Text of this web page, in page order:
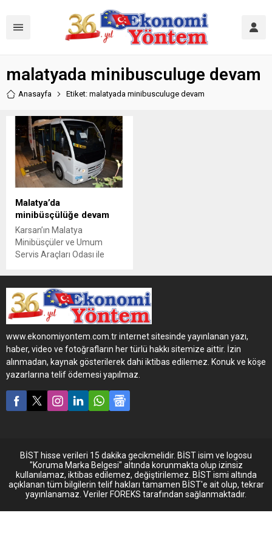
malatyada minibusculuge devam
Anasayfa Etiket: malatyada minibusculuge devam
Malatya’da
minibüsçülüğe devam
Karsan’ın Malatya
Minibüsçüler ve Umum
Servis Araçları Odası ile
toplantıda, ‘Malatya’da
minibüsçülüğe devam’
kararı çıktı
www.ekonomiyontem.com.tr internet sitesinde yayınlanan yazı,
haber, video ve fotoğrafların her türlü hakkı sitemize aittir. İzin
alınmadan, kaynak gösterilerek dahi iktibas edilemez. Konuk ve köşe
yazarlarına telif ödemesi yapılmaz.
BİST hisse verileri 15 dakika gecikmelidir. BİST isim ve logosu
"Koruma Marka Belgesi" altında korunmakta olup izinsiz
kullanılamaz, iktibas edilemez, değiştirilemez. BİST ismi altında
açıklanan tüm bilgilerin telif hakları tamamen BİST'e ait olup, tekrar
yayınlanamaz. Veriler FOREKS tarafından sağlanmaktadır.